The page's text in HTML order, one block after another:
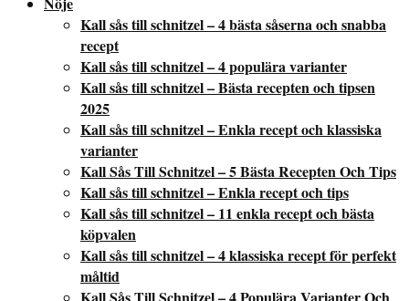
Kall sås till schnitzel – 4 bästa såserna och snabba
recept
Kall sås till schnitzel – 4 populära varianter
Kall sås till schnitzel – Bästa recepten och tipsen
2025
Kall sås till schnitzel – Enkla recept och klassiska
varianter
Kall Sås Till Schnitzel – 5 Bästa Recepten Och Tips
Kall sås till schnitzel – Enkla recept och tips
Kall sås till schnitzel – 11 enkla recept och bästa
köpvalen
Kall sås till schnitzel – 4 klassiska recept för perfekt
måltid